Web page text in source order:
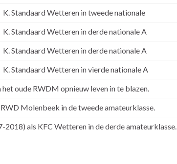
K. Standaard Wetteren in tweede nationale
K. Standaard Wetteren in derde nationale A
K. Standaard Wetteren in derde nationale A
K. Standaard Wetteren in vierde nationale A
oude RWDM opnieuw leven in te blazen.
Molenbeek in de tweede amateurklasse.
als KFC Wetteren in de derde amateurklasse.